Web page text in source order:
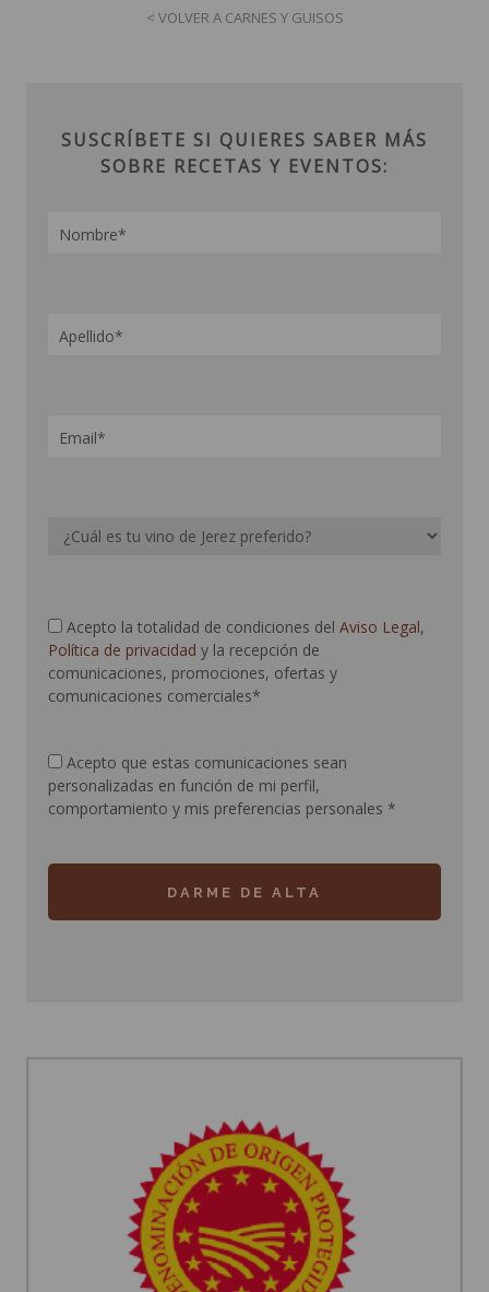
< VOLVER A CARNES Y GUISOS
SUSCRÍBETE SI QUIERES SABER MÁS
SOBRE RECETAS Y EVENTOS:
Acepto la totalidad de condiciones del Aviso Legal,
Política de privacidad y la recepción de
comunicaciones, promociones, ofertas y
comunicaciones comerciales*
Acepto que estas comunicaciones sean
personalizadas en función de mi perfil,
comportamiento y mis preferencias personales *
DARME DE ALTA